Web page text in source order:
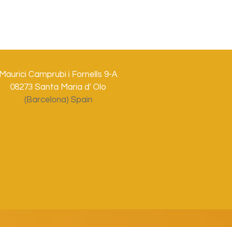
Maurici Camprubi i Fornells 9-A
08273 Santa Maria d' Olo
(Barcelona) Spain